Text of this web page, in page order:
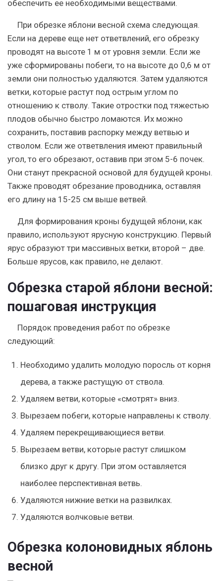
обеспечить ее необходимыми веществами.
При обрезке яблони весной схема следующая.
Если на дереве еще нет ответвлений, его обрезку
проводят на высоте 1 м от уровня земли. Если же
уже сформированы побеги, то на высоте до 0,6 м от
земли они полностью удаляются. Затем удаляются
ветки, которые растут под острым углом по
отношению к стволу. Такие отростки под тяжестью
плодов обычно быстро ломаются. Их можно
сохранить, поставив распорку между ветвью и
стволом. Если же ответвления имеют правильный
угол, то его обрезают, оставив при этом 5-6 почек.
Они станут прекрасной основой для будущей кроны.
Также проводят обрезание проводника, оставляя
его длину на 15-25 см выше ветвей.
Для формирования кроны будущей яблони, как
правило, используют ярусную конструкцию. Первый
ярус образуют три массивных ветки, второй – две.
Больше ярусов, как правило, не делают.
Обрезка старой яблони весной:
пошаговая инструкция
Порядок проведения работ по обрезке
следующий:
Необходимо удалить молодую поросль от корня
дерева, а также растущую от ствола.
Удаляем ветви, которые «смотрят» вниз.
Вырезаем побеги, которые направлены к стволу.
Удаляем перекрещивающиеся ветви.
Вырезаем ветви, которые растут слишком
близко друг к другу. При этом оставляется
наиболее перспективная ветвь.
Удаляются нижние ветки на развилках.
Удаляются волчковые ветви.
Обрезка колоновидных яблонь
весной